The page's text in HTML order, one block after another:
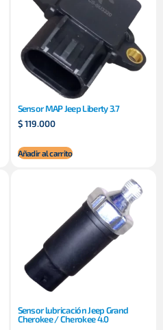
Sensor MAP Jeep Liberty 3.7
$119.000
Añadir al carrito
Sensor lubricación Jeep Grand
Cherokee / Cherokee 4.0